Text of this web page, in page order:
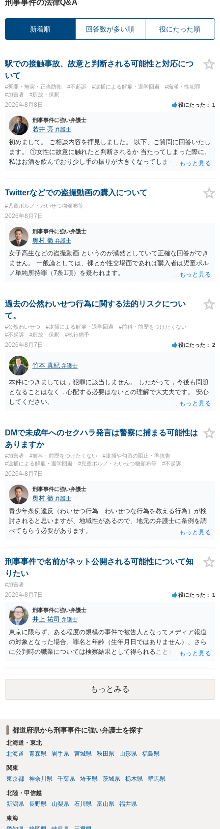
刑事事件の法律Q&A
新着順 回答数が多い順 役にたった順
駅での接触事故、故意と判断される可能性と対応につ
いて
#冤罪・無実・正当防衛 #不起訴 #逮捕による解雇・退学回避
#痴漢・性犯罪
#加害者
#釈放・保釈
2026年8月8日 役にたった 1
刑事事件に強い弁護士
若井 亮 弁護士
初めまして。 ご相談内容を拝見しました。 以下、ご質問に回答いたし
ます。 ①女性に故意に触れたと判断されるか 当たってしまった際に、
私はお酒を飲んでおり少し手の振りが大きくなってしまっていたこと
いた場合、故意だと判定されやすいのでしょうか？ お伺いする限り、
故意があると判断されることは無いかと思います。 ②逮捕、呼び出し
捕、呼び出しされる可能性はどれほどでしょうか？ 誤って当たってし
まっただけであり、さらにその場で女性等のアクションが無かったこ
とからすると、この後に呼び出される可能性は極めて低いと思いま
す。 ③逮捕呼び出しまでの期間 大体どれほどの期間逮捕呼び出しの可
能性があると考えれば良いのでしょうか？ 逮捕や呼び出しの可能性は
極めて低いと思います。 連絡が来ることはないでしょう。
Twitterなどでの盗撮動画の購入について
#児童ポルノ・わいせつ物頒布等
2026年8月7日
刑事事件に強い弁護士
奥村 徹 弁護士
女子高生などの盗撮動画 というのが漠然としていて正確な回答ができ
ません。 一般論としては、裸とか性交場面であれば購入者は児童ポル
ノ単純所持罪（7条1項）を疑われます。
過去の公然わいせつ行為に関する法的リスクについ
て。
#公然わいせつ #逮捕による解雇・退学回避
#前科・前歴をつけたくない
#不起訴
#釈放・保釈 #執行猶予
2026年8月7日 役にたった 2
竹本 真紀 弁護士
本件につきましては，犯罪に該当しません。 したがって，今後も問題
となることはなく，心配する必要はないとの理解で大丈夫です。 安心
してください。
DMで未成年へのセクハラ発言は警察に捕まる可能性は
ありますか
#加害者 #前科・前歴をつけたくない
#逮捕や勾留の阻止・準抗告
#逮捕による解雇・退学回避
#児童ポルノ・わいせつ物頒布等 #不起訴
2026年8月7日
刑事事件に強い弁護士
奥村 徹 弁護士
青少年条例違反（わいせつ行為 わいせつな行為を教える行為）が検
討されると思いますが、地域性があるので、地元の弁護士に条例を調
べてもらう必要があります。
刑事事件で名前がネット公開される可能性について知
りたい
#加害者
2026年8月7日 役にたった 1
刑事事件に強い弁護士
井上 祐司 弁護士
東京に限らず、ある程度の規模の事件で被告人となってメディア報道
の対象となった場合、罪名と年齢（生年月日ではありません）、さら
に公判時の職業については検察結果として得られることが通常です。
もっとみる
都道府県から刑事事件に強い弁護士を探す
北海道・東北
北海道
青森県 岩手県 宮城県 秋田県 山形県 福島県
関東
東京都
神奈川県 千葉県 埼玉県 茨城県 栃木県 群馬県
北陸・甲信越
新潟県
長野県 山梨県 石川県 富山県 福井県
東海